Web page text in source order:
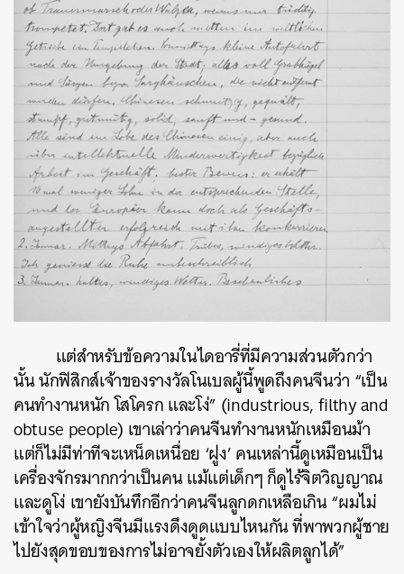
แต่สำหรับข้อความในไดอารี่ที่มีความส่วนตัวกว่า
นั้น นักฟิสิกส์เจ้าของรางวัลโนเบลผู้นี้พูดถึงคนจีนว่า “เป็น
คนทำงานหนัก โสโครก และโง่” (industrious, filthy and
obtuse people) เขาเล่าว่าคนจีนทำงานหนักเหมือนม้า
แต่ก็ไม่มีท่าทีจะเหน็ดเหนื่อย ‘ฝูง’ คนเหล่านี้ดูเหมือนเป็น
เครื่องจักรมากกว่าเป็นคน แม้แต่เด็กๆ ก็ดูไร้จิตวิญญาณ
และดูโง่ เขายังบันทึกอีกว่าคนจีนลูกดกเหลือเกิน “ผมไม่
เข้าใจว่าผู้หญิงจีนมีแรงดึงดูดแบบไหนกัน ที่พาพวกผู้ชาย
ไปยังสุดขอบของการไม่อาจยั้งตัวเองให้ผลิตลูกได้”